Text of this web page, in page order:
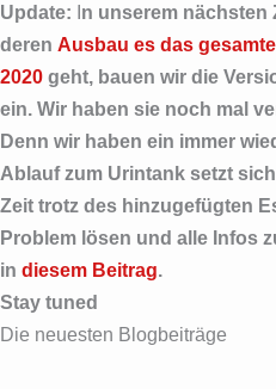
Update: n unserem nächsten
deren Ausbau es das
2020 geht, bauen wir die
ein. Wir haben sie noch mal
Denn wir haben ein immer
Ablauf zum Urintank setzt
Zeit trotz des hinzugefügten
Problem lösen und alle Infos
in diesem Beitrag.
Stay tuned
Die neuesten Blogbeiträge